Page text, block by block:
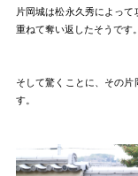
片岡城は松永久秀によっ
重ねて奪い返したそうです。
そして驚くことに、その
す。